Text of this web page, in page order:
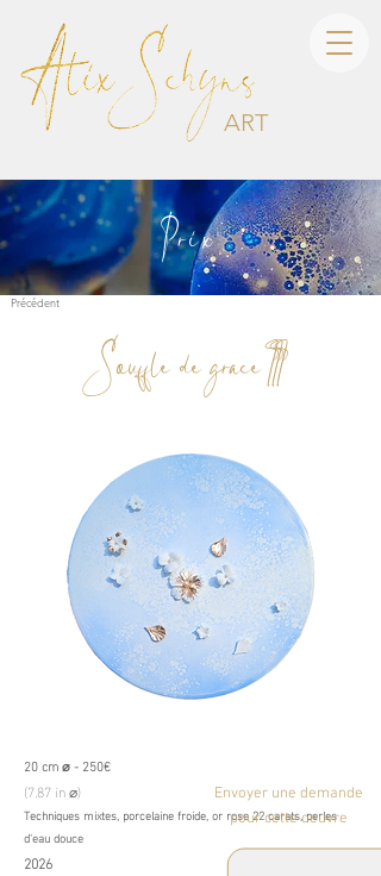
ART
Prix
Précédent
Souffle de grace III
20 cm ⌀ - 250€
(7.87 in ⌀)
Techniques mixtes, porcelaine froide, or rose 22 carats, perles
d'eau douce
2026
Envoyer une demande
pour cette oeuvre